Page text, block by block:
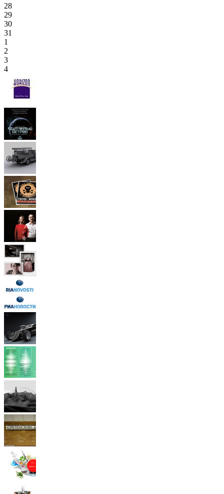
28
29
30
31
1
2
3
4